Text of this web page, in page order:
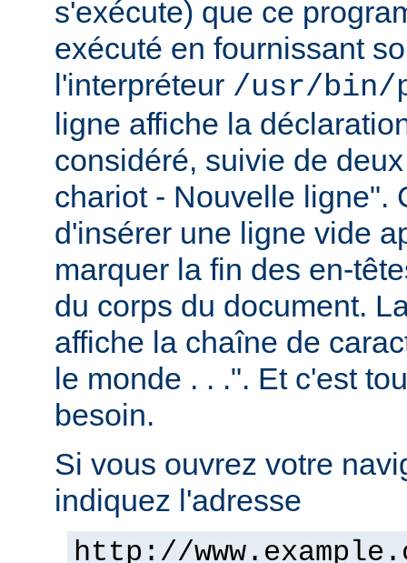
s'exécute) que ce
exécuté en fournissant
l'interpréteur /usr/bin/
ligne affiche la
considéré, suivie de
chariot - Nouvelle ligne".
d'insérer une ligne vide
marquer la fin des en-
du corps du document.
affiche la chaîne de
le monde . . .". Et c'est
besoin.
Si vous ouvrez votre
indiquez l'adresse
http://